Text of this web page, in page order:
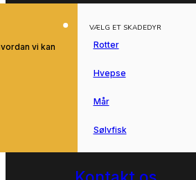
vi kan
VÆLG ET SKADEDYR
Rotter
Hvepse
Mår
Sølvfisk